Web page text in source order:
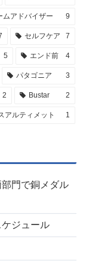
ムアドバイザー 9
セルフケア 7
5 エンド前 4
パタゴニア 3
2 Bustar 2
アルティメット 1
門で銅メダル
ジュール